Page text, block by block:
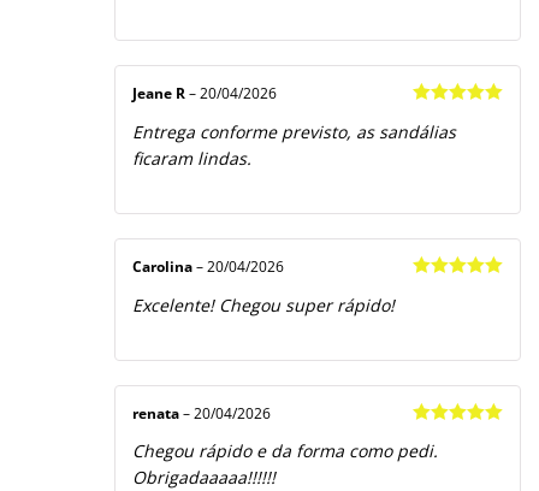
de 5
Jeane R – 20/04/2026
Entrega conforme previsto, as sandálias
ficaram lindas.
Carolina – 20/04/2026
Excelente! Chegou super rápido!
de 5
renata – 20/04/2026
Chegou rápido e da forma como pedi.
Obrigadaaaaa!!!!!!